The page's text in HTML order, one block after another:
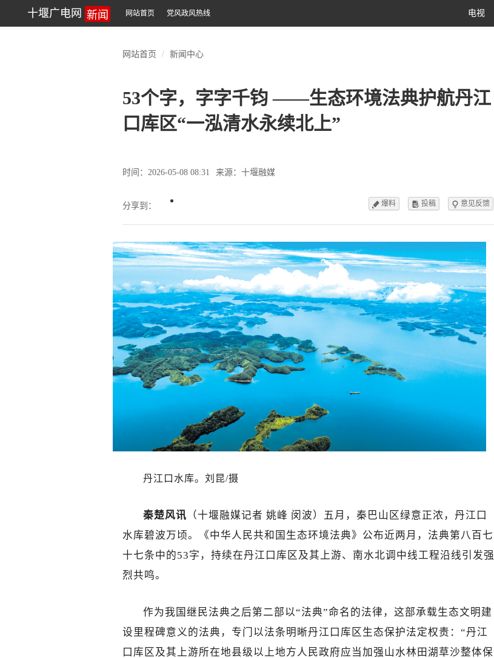
十堰广电网 新闻 网站首页 党风政风热线 电视
网站首页 新闻中心
53个字，字字千钧 ——生态环境法典护航丹江
口库区“一泓清水永续北上”
时间：2026-05-08 08:31 来源：十堰融媒
分享到： 爆料  投稿  意见反馈
丹江口水库。刘昆/摄
秦楚风讯 （十堰融媒记者 姚峰 闵波） 五月，秦巴山区绿意正浓，丹江口
水库碧波万顷。《中华人民共和国生态环境法典》公布近两月，法典第八百七
十七条中的53字，持续在丹江口库区及其上游、南水北调中线工程沿线引发强
烈共鸣。
作为我国继民法典之后第二部以“法典”命名的法律，这部承载生态文明建
设里程碑意义的法典，专门以法条明晰丹江口库区生态保护法定权责：“丹江
口库区及其上游所在地县级以上地方人民政府应当加强山水林田湖草沙整体保